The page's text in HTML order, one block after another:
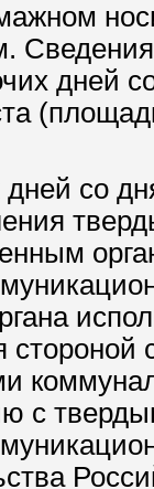
дней
со
с